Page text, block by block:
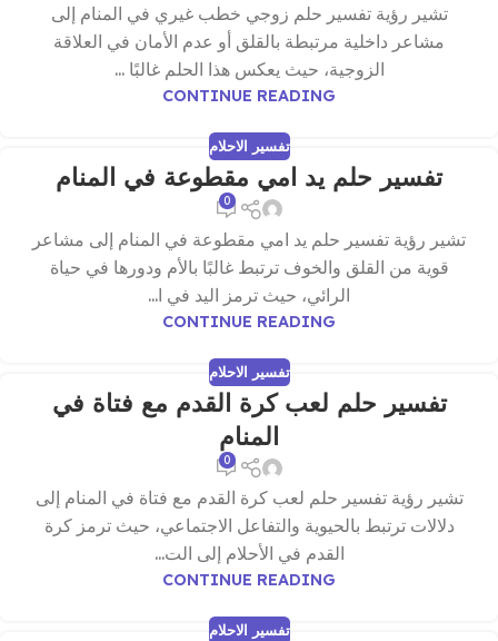
تشير رؤية تفسير حلم زوجي خطب غيري في المنام إلى
مشاعر داخلية مرتبطة بالقلق أو عدم الأمان في العلاقة
الزوجية، حيث يعكس هذا الحلم غالبًا ...
CONTINUE READING
تفسير الاحلام
تفسير حلم يد امي مقطوعة في المنام
0
تشير رؤية تفسير حلم يد امي مقطوعة في المنام إلى مشاعر
قوية من القلق والخوف ترتبط غالبًا بالأم ودورها في حياة
الرائي، حيث ترمز اليد في ا...
CONTINUE READING
تفسير الاحلام
تفسير حلم لعب كرة القدم مع فتاة في
المنام
0
تشير رؤية تفسير حلم لعب كرة القدم مع فتاة في المنام إلى
دلالات ترتبط بالحيوية والتفاعل الاجتماعي، حيث ترمز كرة
القدم في الأحلام إلى الت...
CONTINUE READING
تفسير الاحلام